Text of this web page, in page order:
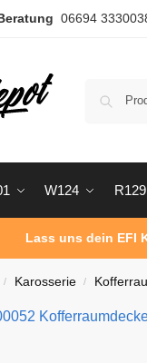
06694
W124 R129
Lass uns dein EFI
/ Karosserie /